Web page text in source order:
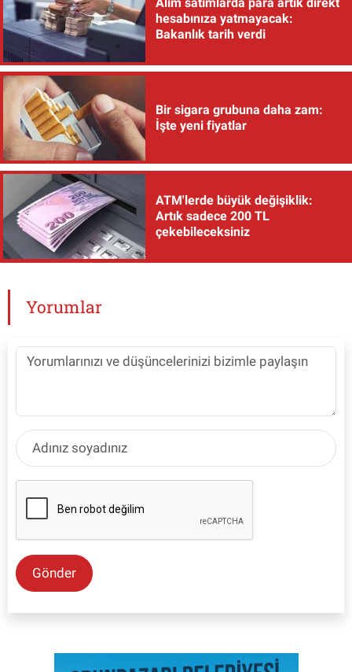
Alım satımlarda para artık direkt
hesabınıza yatmayacak:
Bakanlık tarih verdi
Bir sigara grubuna daha zam:
İşte yeni fiyatlar
ATM'lerde büyük değişiklik:
Artık sadece 200 TL
çekebileceksiniz
Yorumlar
Gönder